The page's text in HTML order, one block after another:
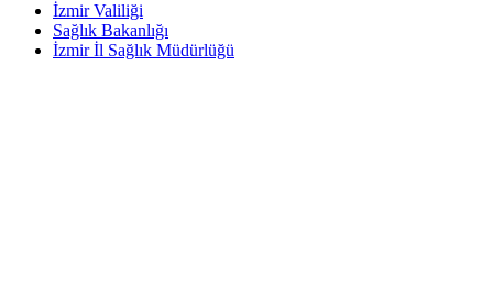
İzmir Valiliği
Sağlık Bakanlığı
İzmir İl Sağlık Müdürlüğü